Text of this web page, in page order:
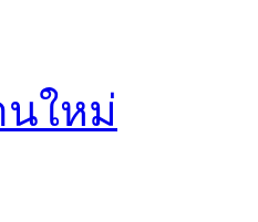
ใหม่